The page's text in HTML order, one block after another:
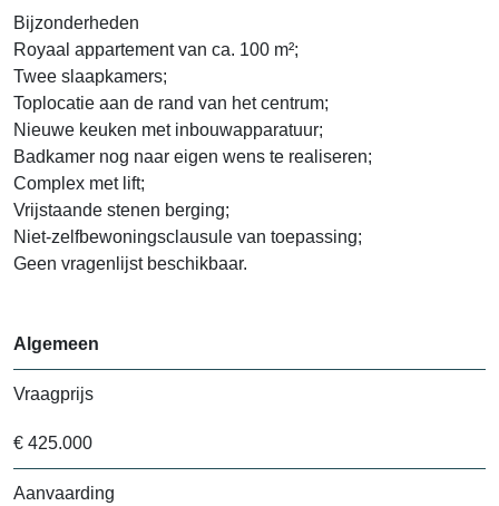
Bijzonderheden
Royaal appartement van ca. 100 m²;
Twee slaapkamers;
Toplocatie aan de rand van het centrum;
Nieuwe keuken met inbouwapparatuur;
Badkamer nog naar eigen wens te realiseren;
Complex met lift;
Vrijstaande stenen berging;
Niet-zelfbewoningsclausule van toepassing;
Geen vragenlijst beschikbaar.
Algemeen
Vraagprijs
€ 425.000
Aanvaarding